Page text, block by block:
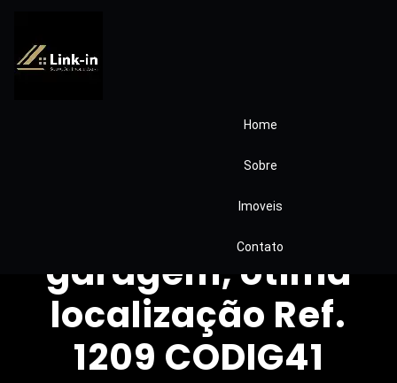
Home
Sobre
Imoveis
Contato
Apartamento Vila
Romana 3
dormitórios, 1
garagem, ótima
localização Ref.
1209 CODIG41